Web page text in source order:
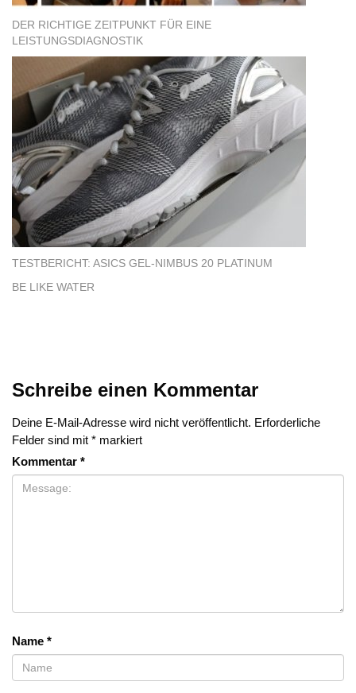
DER RICHTIGE ZEITPUNKT FÜR EINE
LEISTUNGSDIAGNOSTIK
TESTBERICHT: ASICS GEL-NIMBUS 20 PLATINUM
BE LIKE WATER
Schreibe einen Kommentar
Deine E-Mail-Adresse wird nicht veröffentlicht. Erforderliche
Felder sind mit * markiert
Kommentar *
Name *